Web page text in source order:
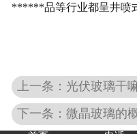
******品等行业都呈井喷
下一条：微晶玻璃的